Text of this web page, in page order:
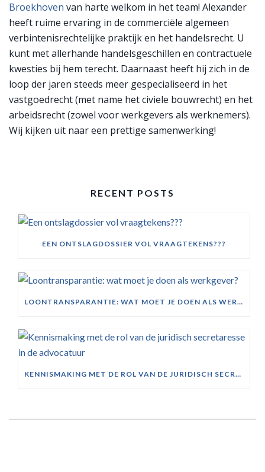
Broekhoven van harte welkom in het team! Alexander
heeft ruime ervaring in de commerciële algemeen
verbintenisrechtelijke praktijk en het handelsrecht. U
kunt met allerhande handelsgeschillen en contractuele
kwesties bij hem terecht. Daarnaast heeft hij zich in de
loop der jaren steeds meer gespecialiseerd in het
vastgoedrecht (met name het civiele bouwrecht) en het
arbeidsrecht (zowel voor werkgevers als werknemers).
Wij kijken uit naar een prettige samenwerking!
RECENT POSTS
EEN ONTSLAGDOSSIER VOL VRAAGTEKENS???
LOONTRANSPARANTIE: WAT MOET JE DOEN ALS WERKGEVER?
KENNISMAKING MET DE ROL VAN DE JURIDISCH SECRETARESSE IN DE ADVOCATUUR